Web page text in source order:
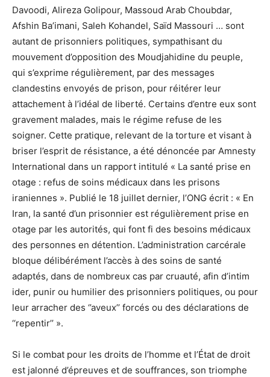
Davoodi, Alireza Golipour, Massoud Arab Choubdar,
Afshin Ba’imani, Saleh Kohandel, Saïd Massouri … sont
autant de prisonniers politiques, sympathisant du
mouvement d’opposition des Moudjahidine du peuple,
qui s’exprime régulièrement, par des messages
clandestins envoyés de prison, pour réitérer leur
attachement à l’idéal de liberté. Certains d’entre eux sont
gravement malades, mais le régime refuse de les
soigner. Cette pratique, relevant de la torture et visant à
briser l’esprit de résistance, a été dénoncée par Amnesty
International dans un rapport intitulé « La santé prise en
otage : refus de soins médicaux dans les prisons
iraniennes ». Publié le 18 juillet dernier, l’ONG écrit : « En
Iran, la santé d’un prisonnier est régulièrement prise en
otage par les autorités, qui font fi des besoins médicaux
des personnes en détention. L’administration carcérale
bloque délibérément l’accès à des soins de santé
adaptés, dans de nombreux cas par cruauté, afin d’intim
ider, punir ou humilier des prisonniers politiques, ou pour
leur arracher des ‘’aveux’’ forcés ou des déclarations de
‘‘repentir’’ ».
Si le combat pour les droits de l’homme et l’État de droit
est jalonné d’épreuves et de souffrances, son triomphe